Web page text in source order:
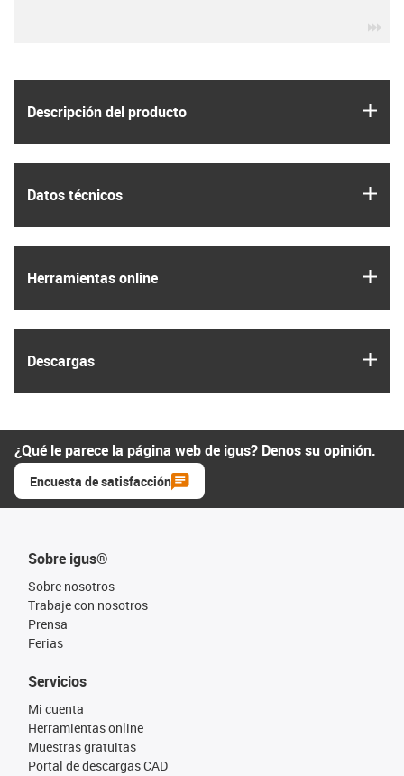
Descripción del producto
Datos técnicos
Herramientas online
Descargas
¿Qué le parece la página web de igus? Denos su opinión.
Encuesta de satisfacción
Sobre igus®
Sobre nosotros
Trabaje con nosotros
Prensa
Ferias
Servicios
Mi cuenta
Herramientas online
Muestras gratuitas
Portal de descargas CAD